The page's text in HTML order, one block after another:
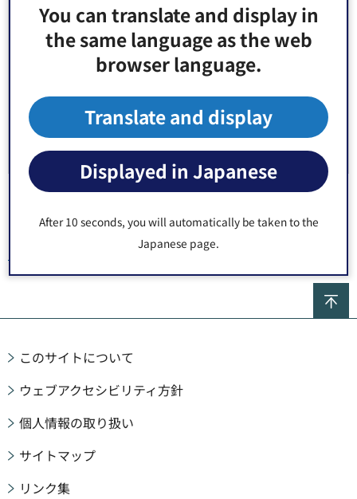
You can translate and display in
the same language as the web
browser language.
Translate and display
Displayed in Japanese
After 10 seconds, you will automatically be taken to the
Japanese page.
3：役に立たなかった
このページの情報は見つけやすかったですか？
1：見つけやすかった
2：ふつう
区施設 公園>
このサイトについて
ウェブアクセシビリティ方針
個人情報の取り扱い
サイトマップ
リンク集